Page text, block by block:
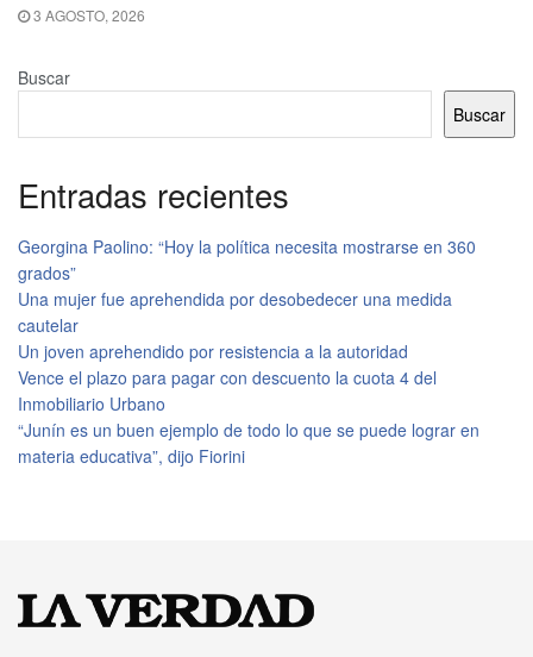
3 AGOSTO, 2026
Buscar
Buscar
Entradas recientes
Georgina Paolino: “Hoy la política necesita mostrarse en 360
grados”
Una mujer fue aprehendida por desobedecer una medida
cautelar
Un joven aprehendido por resistencia a la autoridad
Vence el plazo para pagar con descuento la cuota 4 del
Inmobiliario Urbano
“Junín es un buen ejemplo de todo lo que se puede lograr en
materia educativa”, dijo Fiorini